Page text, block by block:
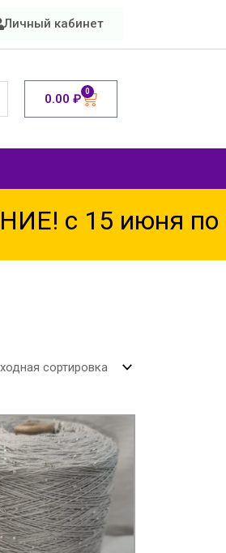
Личный кабинет
0.00 ₽ 0
июня по 15